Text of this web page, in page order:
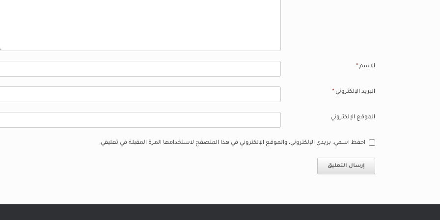
الاسم *
البريد الإلكتروني *
الموقع الإلكتروني
احفظ اسمي، بريدي الإلكتروني، والموقع الإلكتروني في هذا المتصفح لاستخدامها المرة المقبلة في تعليقي.